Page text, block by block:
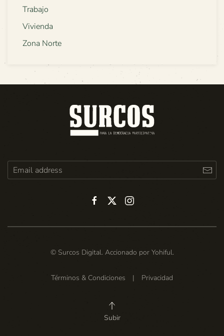
Trabajo
Vivienda
Zona Norte
© Surcos Digital. Accionado por Yohiful.
Términos & Condiciones | Privacidad
Subir